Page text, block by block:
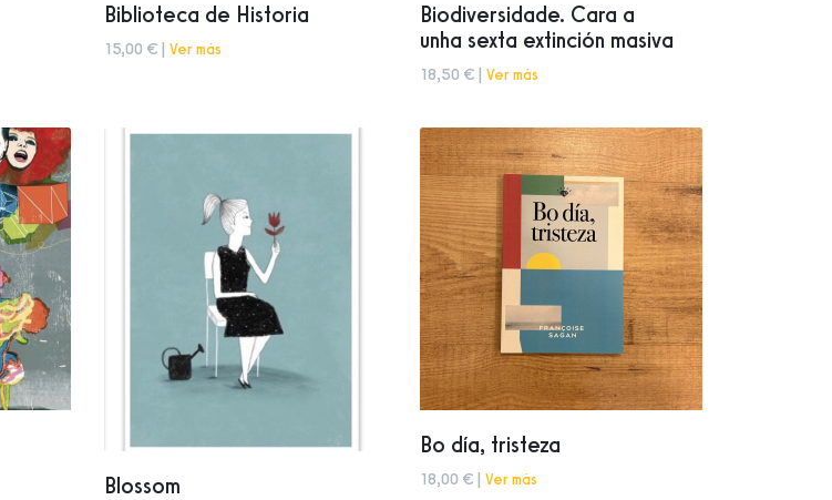
Biblioteca de Historia
15,00 € | Ver más
Biodiversidade. Cara a
unha sexta extinción masiva
18,50 € | Ver más
Blossom
Bo día, tristeza
18,00 € | Ver más